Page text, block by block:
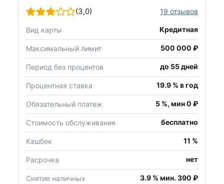
(3,0) 19 отзывов
Вид карты Кредитная
Максимальный лимит 500 000 ₽
Период без процентов до 55 дней
Процентная ставка 19.9 % в год
Обязательный платеж 5 %, мин 0 ₽
Стоимость обслуживания бесплатно
Кэшбек 11 %
Расрочка нет
Снятие наличных 3.9 % мин. 390 ₽